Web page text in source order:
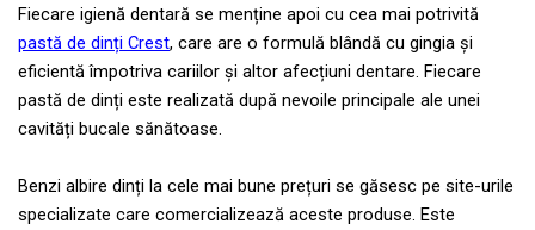
Fiecare igienă dentară se menține apoi cu cea mai potrivită
pastă de dinți Crest, care are o formulă blândă cu gingia și
eficientă împotriva cariilor și altor afecțiuni dentare. Fiecare
pastă de dinți este realizată după nevoile principale ale unei
cavități bucale sănătoase.
Benzi albire dinți la cele mai bune prețuri se găsesc pe site-urile
specializate care comercializează aceste produse. Este